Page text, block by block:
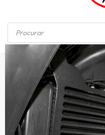
Início / PROTETOR RADIADOR